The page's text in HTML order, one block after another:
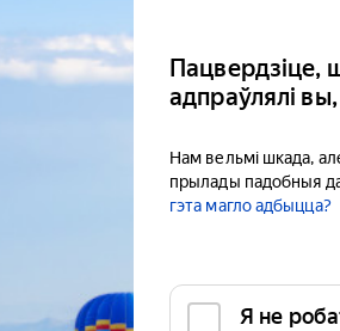
Пацвердзіце,
адпраўлялі
Нам вельмі шкада,
прылады падобныя
гэта магло адбыцца?
Я не